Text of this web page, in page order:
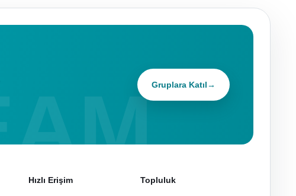
Gruplara Katıl→
Hızlı Erişim Topluluk